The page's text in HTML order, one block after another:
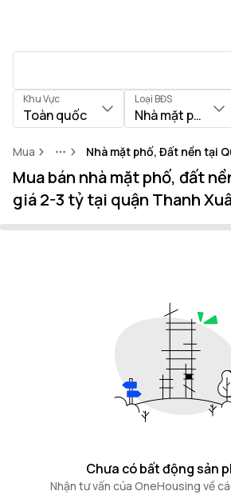
Khu Vực
Toàn quốc
Loại BĐS
Nhà mặt phố,
Mua MoreNhà mặt phố, Đất nền tại
Mua bán nhà mặt phố, đất
giá 2-3 tỷ tại quận Thanh
Chưa có bất động sản
Nhận tư vấn của OneHousing về